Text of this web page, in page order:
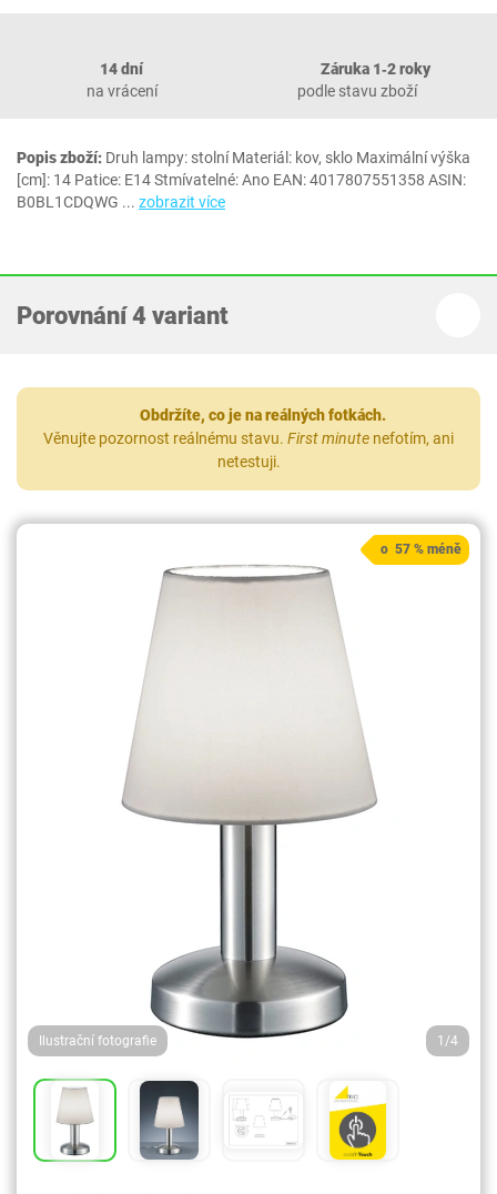
14 dní
na vrácení
Záruka 1‐2 roky
podle stavu zboží
Popis zboží: Druh lampy: stolní Materiál: kov, sklo Maximální výška
[cm]: 14 Patice: E14 Stmívatelné: Ano EAN: 4017807551358 ASIN:
B0BL1CDQWG ... zobrazit více
Porovnání 4 variant
Obdržíte, co je na reálných fotkách.
Věnujte pozornost reálnému stavu. First minute nefotím, ani
netestuji.
Ilustrační fotografie 1/4
o 57 % méně